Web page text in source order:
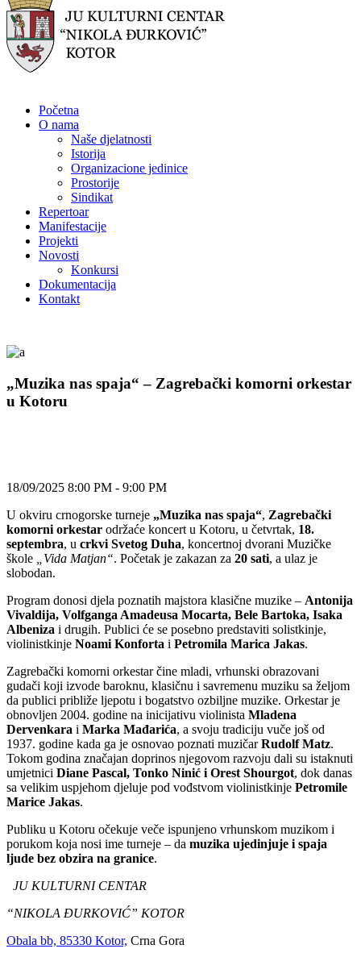
Početna
O nama
Naše djelatnosti
Istorija
Organizacione jedinice
Prostorije
Sindikat
Repertoar
Manifestacije
Projekti
Novosti
Konkursi
Dokumentacija
Kontakt
„Muzika nas spaja“ – Zagrebački komorni orkestar
u Kotoru
18/09/2025 8:00 PM - 9:00 PM
U okviru crnogorske turneje „Muzika nas spaja“, Zagrebački
komorni orkestar održaće koncert u Kotoru, u četvrtak, 18.
septembra, u crkvi Svetog Duha, koncertnoj dvorani Muzičke
škole
„Vida Matjan“. Početak je zakazan za 20 sati, a ulaz je
slobodan.
Program donosi djela poznatih majstora klasične muzike – Antonija
Vivaldija, Volfganga Amadeusa Mocarta, Bele Bartoka, Isaka
Albeniza i drugih. Publici će se posebno predstaviti solistkinje,
violinistkinje Noami Konforta i Petromila Marica Jakas.
Zagrebački komorni orkestar čine mladi, vrhunski obrazovani
gudači koji izvode baroknu, klasičnu i savremenu muziku sa željom
da publici približe ljepotu i bogatstvo ozbiljne muzike. Orkestar je
obnovljen 2004. godine na inicijativu violinista Mladena
Dervenkara i Marka Mađarića, a svoju tradiciju vuče još od
1937. godine kada ga je osnovao poznati muzičarRudolf Matz.
Tokom godina značajan doprinos njegovom razvoju dali su istaknuti
umjetnici Diane Pascal, Tonko Ninić i Orest Shourgot, dok danas
sa velikim uspjehom djeluje pod vođstvom violinistkinje Petromile
Marice Jakas.
Publiku u Kotoru očekuje veče ispunjeno vrhunskom muzikom i
porukom koja nosi ime turneje – da muzika ujedinjuje i spaja
ljude bez obzira na granice.
JU KULTURNI CENTAR
“NIKOLA ĐURKOVIĆ” KOTOR
Obala bb, 85330 Kotor, Crna Gora